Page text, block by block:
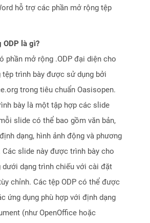
hỗ trợ các phần mở rộng tệp
ODP là gì?
phần mở rộng .ODP đại diện cho
tệp trình bày được sử dụng bởi
trong tiêu chuẩn Oasisopen.
bày là một tập hợp các slide
slide có thể bao gồm văn bản,
dạng, hình ảnh động và phương
Các slide này được trình bày cho
dạng trình chiếu với cài đặt
chỉnh. Các tệp ODP có thể được
ứng dụng phù hợp với định dạng
(như OpenOffice hoặc